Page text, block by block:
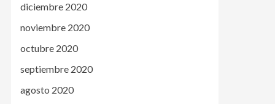
diciembre 2020
noviembre 2020
octubre 2020
septiembre 2020
agosto 2020